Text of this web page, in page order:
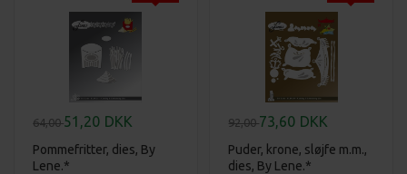
64,0051,20 DKK
Pommefritter, dies, By
Lene.*
92,0073,60 DKK
Puder, krone, sløjfe m.m.,
dies, By Lene.*